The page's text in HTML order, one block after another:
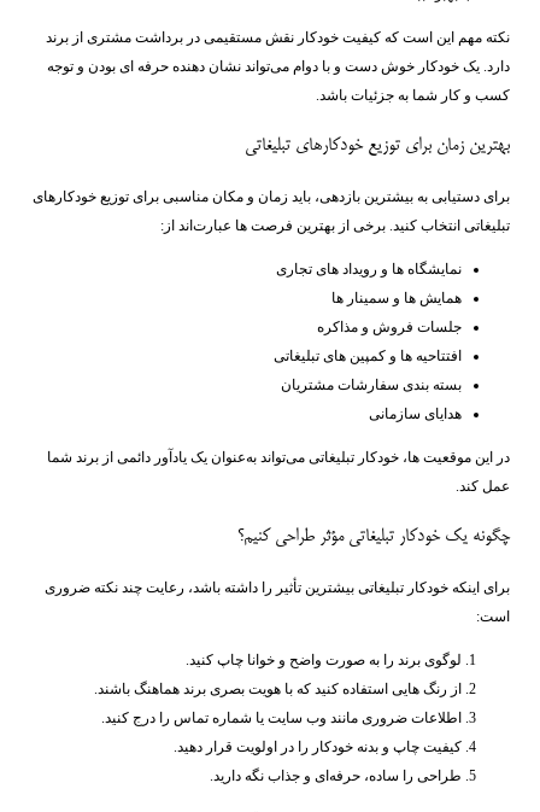
نکته مهم این است که کیفیت خودکار نقش مستقیمی در برداشت مشتری از برند
دارد. یک خودکار خوش‌ دست و با دوام می‌تواند نشان ‌دهنده حرفه ‌ای بودن و توجه
کسب ‌و کار شما به جزئیات باشد.
بهترین زمان برای توزیع خودکارهای تبلیغاتی
برای دستیابی به بیشترین بازدهی، باید زمان و مکان مناسبی برای توزیع خودکارهای
تبلیغاتی انتخاب کنید. برخی از بهترین فرصت ‌ها عبارت‌اند از:
نمایشگاه ‌ها و رویداد های تجاری
همایش ‌ها و سمینار ها
جلسات فروش و مذاکره
افتتاحیه ‌ها و کمپین‌ های تبلیغاتی
بسته ‌بندی سفارشات مشتریان
هدایای سازمانی
در این موقعیت ‌ها، خودکار تبلیغاتی می‌تواند به‌عنوان یک یادآور دائمی از برند شما
عمل کند.
چگونه یک خودکار تبلیغاتی مؤثر طراحی کنیم؟
برای اینکه خودکار تبلیغاتی بیشترین تأثیر را داشته باشد، رعایت چند نکته ضروری
است:
لوگوی برند را به ‌صورت واضح و خوانا چاپ کنید.
از رنگ ‌هایی استفاده کنید که با هویت بصری برند هماهنگ باشند.
اطلاعات ضروری مانند وب ‌سایت یا شماره تماس را درج کنید.
کیفیت چاپ و بدنه خودکار را در اولویت قرار دهید.
طراحی را ساده، حرفه‌ای و جذاب نگه دارید.